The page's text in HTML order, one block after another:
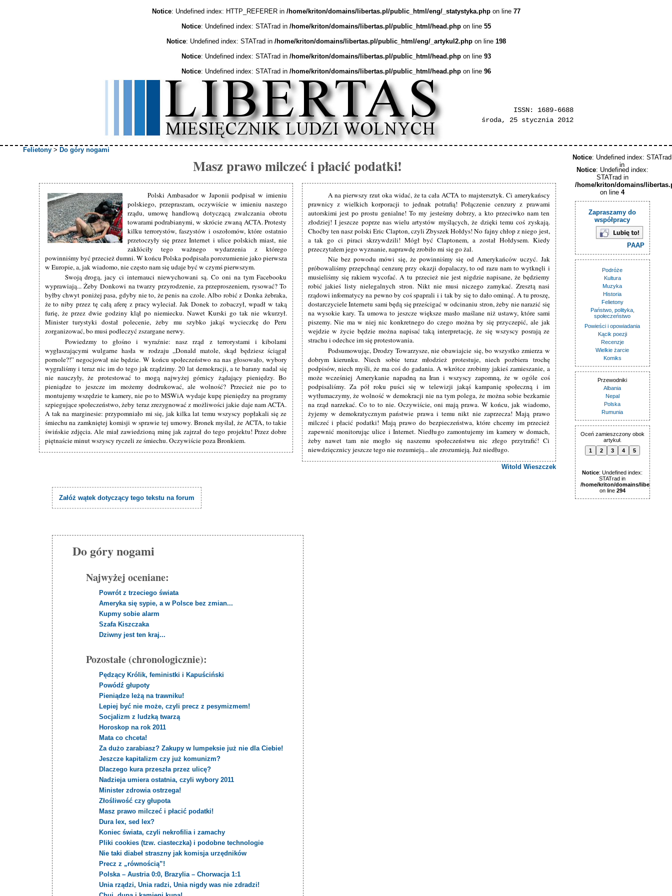
Notice: Undefined index: HTTP_REFERER in /home/kriton/domains/libertas.pl/public_html/eng/_statystyka.phpon line 77
Notice: Undefined index: STATrad in /home/kriton/domains/libertas.pl/public_html/head.phpon line 55
Notice: Undefined index: STATrad in /home/kriton/domains/libertas.pl/public_html/eng/_artykul2.phpon line 198
Notice: Undefined index: STATrad in /home/kriton/domains/libertas.pl/public_html/head.phpon line 93
Notice: Undefined index: STATrad in /home/kriton/domains/libertas.pl/public_html/head.phpon line 96
ISSN: 1689-6688
środa, 25 stycznia 2012
Felietony> Do góry nogami
Masz prawo milczeć i płacić podatki!
Polski Ambasador w Japonii podpisał w imieniu
polskiego, przepraszam, oczywiście w imieniu naszego
rządu, umowę handlową dotyczącą zwalczania obrotu
towarami podrabianymi, w skrócie zwaną ACTA. Protesty
kilku terrorystów, faszystów i oszołomów, które ostatnio
przetoczyły się przez Internet i ulice polskich miast, nie
zakłóciły tego ważnego wydarzenia z którego
powinniśmy być przecież dumni. W końcu Polska podpisała porozumienie jako pierwsza
w Europie, a, jak wiadomo, nie często nam się udaje być w czymś pierwszym.
Swoją drogą, jacy ci internauci niewychowani są. Co oni na tym Facebooku
wyprawiają... Żeby Donkowi na twarzy przyrodzenie, za przeproszeniem, rysować? To
byłby chwyt poniżej pasa, gdyby nie to, że penis na czole. Albo robić z Donka żebraka,
że to niby przez tę całą aferę z pracy wyleciał. Jak Donek to zobaczył, wpadł w taką
furię, że przez dwie godziny klął po niemiecku. Nawet Kurski go tak nie wkurzył.
Minister turystyki dostał polecenie, żeby mu szybko jakąś wycieczkę do Peru
zorganizować, bo musi podleczyć zszargane nerwy.
Powiedzmy to głośno i wyraźnie: nasz rząd z terrorystami i kibolami
wygłaszającymi wulgarne hasła w rodzaju „Donald matole, skąd będziesz ściągał
pornole?!” negocjował nie będzie. W końcu społeczeństwo na nas głosowało, wybory
wygraliśmy i teraz nic im do tego jak rządzimy. 20 lat demokracji, a te barany nadal się
nie nauczyły, że protestować to mogą najwyżej górnicy żądający pieniędzy. Bo
pieniądze to jeszcze im możemy dodrukować, ale wolność? Przecież nie po to
montujemy wszędzie te kamery, nie po to MSWiA wydaje kupę pieniędzy na programy
szpiegujące społeczeństwo, żeby teraz zrezygnować z możliwości jakie daje nam ACTA.
A tak na marginesie: przypomniało mi się, jak kilka lat temu wszyscy popłakali się ze
śmiechu na zamkniętej komisji w sprawie tej umowy. Bronek myślał, że ACTA, to takie
świńskie zdjęcia. Ale miał zawiedzioną minę jak zajrzał do tego projektu! Przez dobre
piętnaście minut wszyscy ryczeli ze śmiechu. Oczywiście poza Bronkiem.
A na pierwszy rzut oka widać, że ta cała ACTA to majstersztyk. Ci amerykańscy
prawnicy z wielkich korporacji to jednak potrafią! Połączenie cenzury z prawami
autorskimi jest po prostu genialne! To my jesteśmy dobrzy, a kto przeciwko nam ten
złodziej! I jeszcze poprze nas wielu artystów myślących, że dzięki temu coś zyskają.
Choćby ten nasz polski Eric Clapton, czyli Zbyszek Hołdys! No fajny chłop z niego jest,
a tak go ci piraci skrzywdzili! Mógł być Claptonem, a został Hołdysem. Kiedy
przeczytałem jego wyznanie, naprawdę zrobiło mi się go żal.
Nie bez powodu mówi się, że powinniśmy się od Amerykańców uczyć. Jak
próbowaliśmy przepchnąć cenzurę przy okazji dopalaczy, to od razu nam to wytknęli i
musieliśmy się rakiem wycofać. A tu przecież nie jest nigdzie napisane, że będziemy
robić jakieś listy nielegalnych stron. Nikt nie musi niczego zamykać. Zresztą nasi
rządowi informatycy na pewno by coś spaprali i i tak by się to dało ominąć. A tu proszę,
dostarczyciele Internetu sami będą się prześcigać w odcinaniu stron, żeby nie narazić się
na wysokie kary. Ta umowa to jeszcze większe masło maślane niż ustawy, które sami
piszemy. Nie ma w niej nic konkretnego do czego można by się przyczepić, ale jak
wejdzie w życie będzie można napisać taką interpretację, że się wszyscy posrają ze
strachu i odechce im się protestowania.
Podsumowując, Drodzy Towarzysze, nie obawiajcie się, bo wszystko zmierza w
dobrym kierunku. Niech sobie teraz młodzież protestuje, niech pozbiera trochę
podpisów, niech myśli, że ma coś do gadania. A wkrótce zrobimy jakieś zamieszanie, a
może wcześniej Amerykanie napadną na Iran i wszyscy zapomną, że w ogóle coś
podpisaliśmy. Za pół roku puści się w telewizji jakąś kampanię społeczną i im
wytłumaczymy, że wolność w demokracji nie na tym polega, że można sobie bezkarnie
na rząd narzekać. Co to to nie. Oczywiście, oni mają prawa. W końcu, jak wiadomo,
żyjemy w demokratycznym państwie prawa i temu nikt nie zaprzecza! Mają prawo
milczeć i płacić podatki! Mają prawo do bezpieczeństwa, które chcemy im przecież
zapewnić monitorując ulice i Internet. Niedługo zamontujemy im kamery w domach,
żeby nawet tam nie mogło się naszemu społeczeństwu nic złego przytrafić! Ci
niewdzięcznicy jeszcze tego nie rozumieją... ale zrozumieją. Już niedługo.
Witold Wieszczek
Załóż wątek dotyczący tego tekstu na forum
Do góry nogami
Najwyżej oceniane:
Powrót z trzeciego świata
Ameryka się sypie, a w Polsce bez zmian...
Kupmy sobie alarm
Szafa Kiszczaka
Dziwny jest ten kraj...
Pozostałe (chronologicznie):
Pędzący Królik, feministki i Kapuściński
Powódź głupoty
Pieniądze leżą na trawniku!
Lepiej być nie może, czyli precz z pesymizmem!
Socjalizm z ludzką twarzą
Horoskop na rok 2011
Mata co chceta!
Za dużo zarabiasz? Zakupy w lumpeksie już nie dla Ciebie!
Jeszcze kapitalizm czy już komunizm?
Dlaczego kura przeszła przez ulicę?
Nadzieja umiera ostatnia, czyli wybory 2011
Minister zdrowia ostrzega!
Złośliwość czy głupota
Masz prawo milczeć i płacić podatki!
Dura lex, sed lex?
Koniec świata, czyli nekrofilia i zamachy
Pliki cookies (tzw. ciasteczka) i podobne technologie
Nie taki diabeł straszny jak komisja urzędników
Precz z „równością”!
Polska – Austria 0:0, Brazylia – Chorwacja 1:1
Unia rządzi, Unia radzi, Unia nigdy was nie zdradzi!
Notice: Undefined index:
STATrad in
/home/kriton/domains/
on line 4
Zapraszamy do
współpracy
PAAP
Podróże
Kultura
Muzyka
Historia
Felietony
Państwo, polityka,
społeczeństwo
Powieści i opowiadania
Kącik poezji
Recenzje
Wielkie żarcie
Komiks
Przewodniki
Albania
Nepal
Polska
Rumunia
Oceń zamieszczony obok
artykuł.
1
2 3 4 5
Notice: Undefined index:
STATrad in
/home/kriton/domains/libertas.pl/
on line 294
Notice: Undefined index: STATrad
in